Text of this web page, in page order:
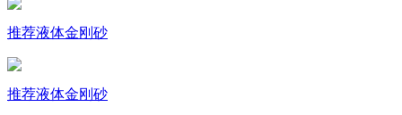
推荐液体金刚砂
推荐液体金刚砂